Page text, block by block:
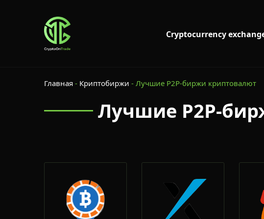
Cryptocurrency
Главная - Криптобиржи - Лучшие P2P-биржи криптовалют
Лучшие P2P-